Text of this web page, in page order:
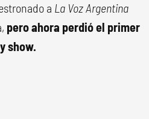
a La Voz Argentina
pero ahora perdió el primer
show.